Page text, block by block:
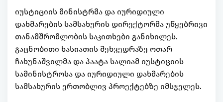
იუსტიციის მინისტრმა და იურიდიული
დახმარების სამსახურის დირექტორმა უწყებრივი
თანამშრომლობის საკითხები განიხილეს.
გაცნობითი ხასიათის შეხვედრაზე ოთარ
ჩახუნაშვილმა და პაატა სალიამ იუსტიციის
სამინისტროსა და იურიდიული დახმარების
სამსახურის ერთობლივ პროექტებზე იმსჯელეს.